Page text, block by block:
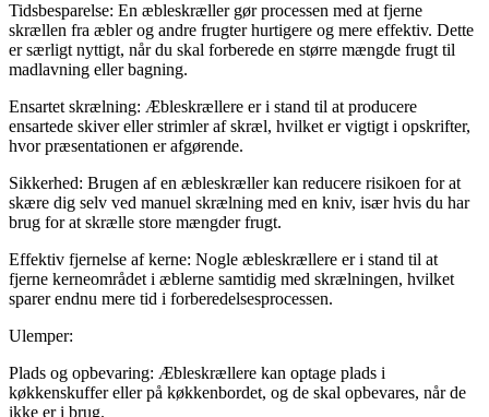
Tidsbesparelse: En æbleskræller gør processen med at fjerne
skrællen fra æbler og andre frugter hurtigere og mere effektiv. Dette
er særligt nyttigt, når du skal forberede en større mængde frugt til
madlavning eller bagning.
Ensartet skrælning: Æbleskrællere er i stand til at producere
ensartede skiver eller strimler af skræl, hvilket er vigtigt i opskrifter,
hvor præsentationen er afgørende.
Sikkerhed: Brugen af en æbleskræller kan reducere risikoen for at
skære dig selv ved manuel skrælning med en kniv, især hvis du har
brug for at skrælle store mængder frugt.
Effektiv fjernelse af kerne: Nogle æbleskrællere er i stand til at
fjerne kerneområdet i æblerne samtidig med skrælningen, hvilket
sparer endnu mere tid i forberedelsesprocessen.
Ulemper:
Plads og opbevaring: Æbleskrællere kan optage plads i
køkkenskuffer eller på køkkenbordet, og de skal opbevares, når de
ikke er i brug.